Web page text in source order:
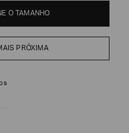
O TAMANHO
PRÓXIMA